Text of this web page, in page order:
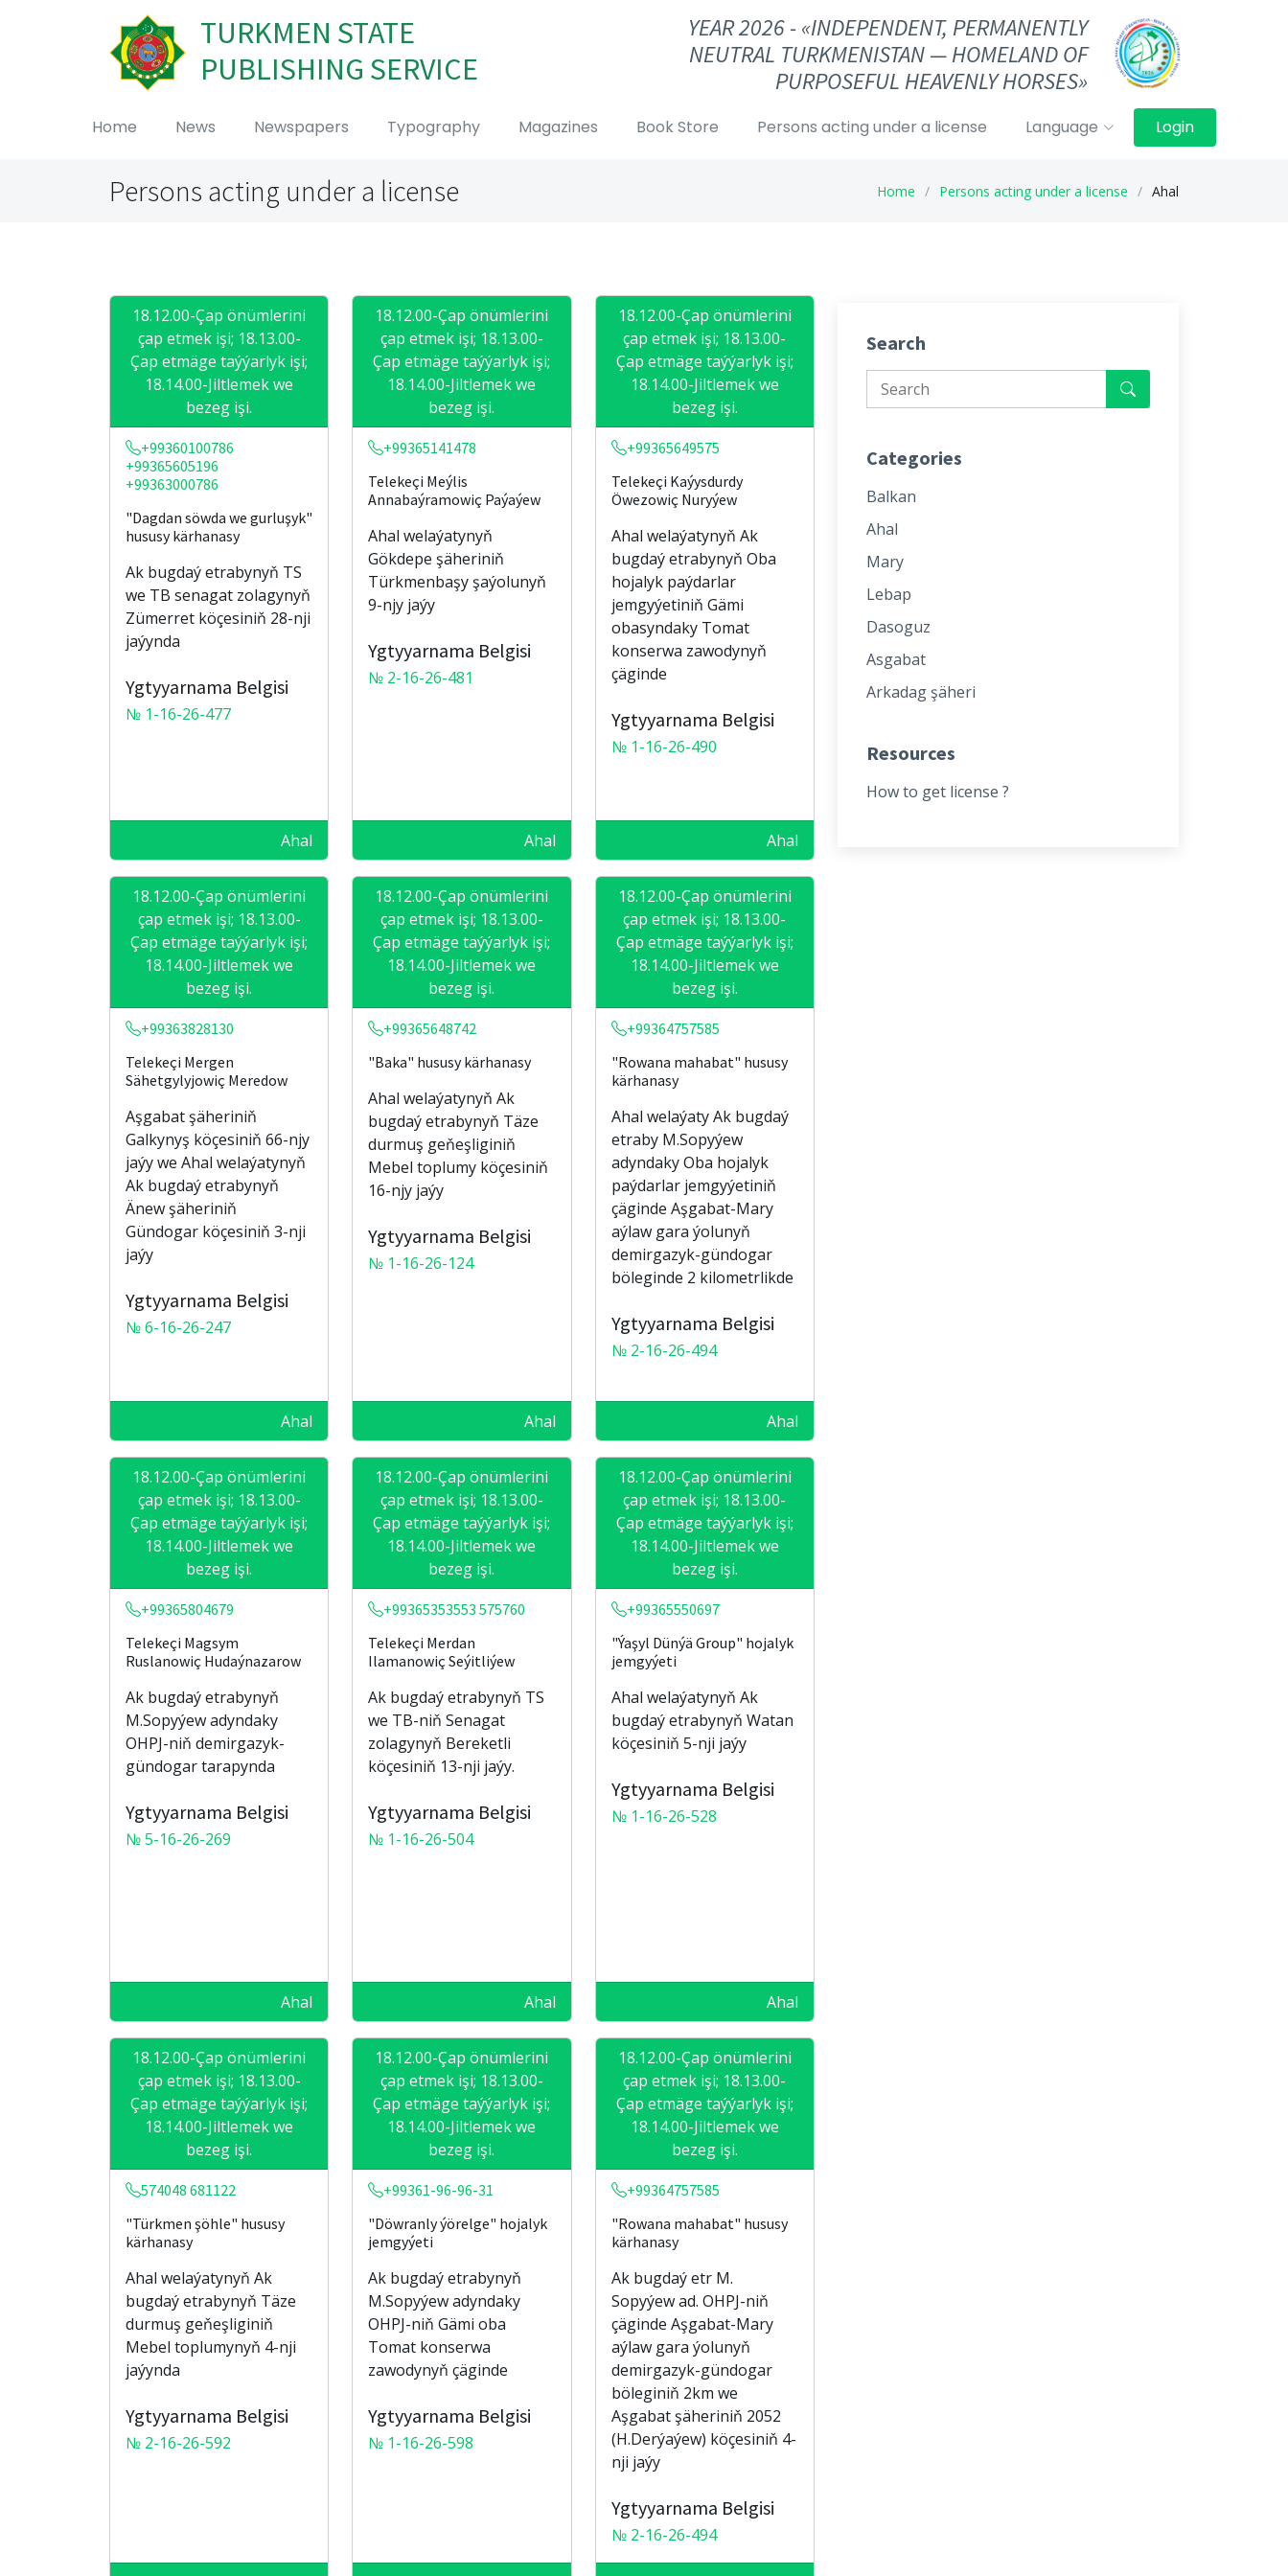
TURKMEN STATE
PUBLISHING SERVICE
YEAR 2026 - «INDEPENDENT, PERMANENTLY
NEUTRAL TURKMENISTAN — HOMELAND OF
PURPOSEFUL HEAVENLY HORSES»
Home News Newspapers Typography Magazines Book Store Persons acting under a license Language Login
Persons acting under a license Home Persons acting under a license Ahal
18.12.00-Çap önümlerini
çap etmek işi; 18.13.00-
Çap etmäge taýýarlyk işi;
18.14.00-Jiltlemek we
bezeg işi.
+99360100786
+99365605196
+99363000786
"Dagdan söwda we gurluşyk"
hususy kärhanasy
Ak bugdaý etrabynyň TS
we TB senagat zolagynyň
Zümerret köçesiniň 28-nji
jaýynda
Ygtyyarnama Belgisi
№ 1-16-26-477
Ahal
18.12.00-Çap önümlerini
çap etmek işi; 18.13.00-
Çap etmäge taýýarlyk işi;
18.14.00-Jiltlemek we
bezeg işi.
+99365141478
Telekeçi Meýlis
Annabaýramowiç Paýaýew
Ahal welaýatynyň
Gökdepe şäheriniň
Türkmenbaşy şaýolunyň
9-njy jaýy
Ygtyyarnama Belgisi
№ 2-16-26-481
Ahal
18.12.00-Çap önümlerini
çap etmek işi; 18.13.00-
Çap etmäge taýýarlyk işi;
18.14.00-Jiltlemek we
bezeg işi.
+99365649575
Telekeçi Kaýysdurdy
Öwezowiç Nuryýew
Ahal welaýatynyň Ak
bugdaý etrabynyň Oba
hojalyk paýdarlar
jemgyýetiniň Gämi
obasyndaky Tomat
konserwa zawodynyň
çäginde
Ygtyyarnama Belgisi
№ 1-16-26-490
Ahal
18.12.00-Çap önümlerini
çap etmek işi; 18.13.00-
Çap etmäge taýýarlyk işi;
18.14.00-Jiltlemek we
bezeg işi.
+99363828130
Telekeçi Mergen
Sähetgylyjowiç Meredow
Aşgabat şäheriniň
Galkynyş köçesiniň 66-njy
jaýy we Ahal welaýatynyň
Ak bugdaý etrabynyň
Änew şäheriniň
Gündogar köçesiniň 3-nji
jaýy
Ygtyyarnama Belgisi
№ 6-16-26-247
Ahal
18.12.00-Çap önümlerini
çap etmek işi; 18.13.00-
Çap etmäge taýýarlyk işi;
18.14.00-Jiltlemek we
bezeg işi.
+99365648742
"Baka" hususy kärhanasy
Ahal welaýatynyň Ak
bugdaý etrabynyň Täze
durmuş geňeşliginiň
Mebel toplumy köçesiniň
16-njy jaýy
Ygtyyarnama Belgisi
№ 1-16-26-124
Ahal
18.12.00-Çap önümlerini
çap etmek işi; 18.13.00-
Çap etmäge taýýarlyk işi;
18.14.00-Jiltlemek we
bezeg işi.
+99364757585
"Rowana mahabat" hususy
kärhanasy
Ahal welaýaty Ak bugdaý
etraby M.Sopyýew
adyndaky Oba hojalyk
paýdarlar jemgyýetiniň
çäginde Aşgabat-Mary
aýlaw gara ýolunyň
demirgazyk-gündogar
böleginde 2 kilometrlikde
Ygtyyarnama Belgisi
№ 2-16-26-494
Ahal
18.12.00-Çap önümlerini
çap etmek işi; 18.13.00-
Çap etmäge taýýarlyk işi;
18.14.00-Jiltlemek we
bezeg işi.
+99365804679
Telekeçi Magsym
Ruslanowiç Hudaýnazarow
Ak bugdaý etrabynyň
M.Sopyýew adyndaky
OHPJ-niň demirgazyk-
gündogar tarapynda
Ygtyyarnama Belgisi
№ 5-16-26-269
Ahal
18.12.00-Çap önümlerini
çap etmek işi; 18.13.00-
Çap etmäge taýýarlyk işi;
18.14.00-Jiltlemek we
bezeg işi.
+99365353553 575760
Telekeçi Merdan
Ilamanowiç Seýitliýew
Ak bugdaý etrabynyň TS
we TB-niň Senagat
zolagynyň Bereketli
köçesiniň 13-nji jaýy.
Ygtyyarnama Belgisi
№ 1-16-26-504
Ahal
18.12.00-Çap önümlerini
çap etmek işi; 18.13.00-
Çap etmäge taýýarlyk işi;
18.14.00-Jiltlemek we
bezeg işi.
+99365550697
"Ýaşyl Dünýä Group" hojalyk
jemgyýeti
Ahal welaýatynyň Ak
bugdaý etrabynyň Watan
köçesiniň 5-nji jaýy
Ygtyyarnama Belgisi
№ 1-16-26-528
Ahal
18.12.00-Çap önümlerini
çap etmek işi; 18.13.00-
Çap etmäge taýýarlyk işi;
18.14.00-Jiltlemek we
bezeg işi.
574048 681122
"Türkmen şöhle" hususy
kärhanasy
Ahal welaýatynyň Ak
bugdaý etrabynyň Täze
durmuş geňeşliginiň
Mebel toplumynyň 4-nji
jaýynda
Ygtyyarnama Belgisi
№ 2-16-26-592
18.12.00-Çap önümlerini
çap etmek işi; 18.13.00-
Çap etmäge taýýarlyk işi;
18.14.00-Jiltlemek we
bezeg işi.
+99361-96-96-31
"Döwranly ýörelge" hojalyk
jemgyýeti
Ak bugdaý etrabynyň
M.Sopyýew adyndaky
OHPJ-niň Gämi oba
Tomat konserwa
zawodynyň çäginde
Ygtyyarnama Belgisi
№ 1-16-26-598
18.12.00-Çap önümlerini
çap etmek işi; 18.13.00-
Çap etmäge taýýarlyk işi;
18.14.00-Jiltlemek we
bezeg işi.
+99364757585
"Rowana mahabat" hususy
kärhanasy
Ak bugdaý etr M.
Sopyýew ad. OHPJ-niň
çäginde Aşgabat-Mary
aýlaw gara ýolunyň
demirgazyk-gündogar
böleginiň 2km we
Aşgabat şäheriniň 2052
(H.Derýaýew) köçesiniň 4-
nji jaýy
Ygtyyarnama Belgisi
№ 2-16-26-494
Search
Categories
Balkan
Ahal
Mary
Lebap
Dasoguz
Asgabat
Arkadag şäheri
Resources
How to get license ?